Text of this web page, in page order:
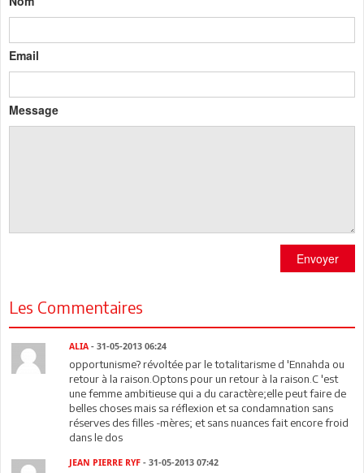
Email
Message
Envoyer
Les Commentaires
ALIA - 31-05-2013 06:24
opportunisme? révoltée par le totalitarisme d 'Ennahda ou
retour à la raison.Optons pour un retour à la raison.C 'est
une femme ambitieuse qui a du caractère;elle peut faire de
belles choses mais sa réflexion et sa condamnation sans
réserves des filles -mères; et sans nuances fait encore froid
dans le dos
JEAN PIERRE RYF - 31-05-2013 07:42